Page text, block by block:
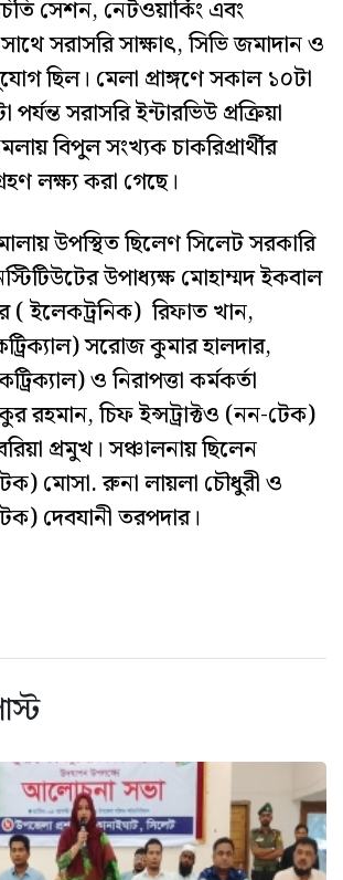
সেশন, নেটওয়ার্কিং এবং
সরাসরি সাক্ষাৎ, সিভি জমাদান ও
ছিল। মেলা প্রাঙ্গণে সকাল ১০টা
সরাসরি ইন্টারভিউ প্রক্রিয়া
বিপুল সংখ্যক চাকরিপ্রার্থীর
লক্ষ্য করা গেছে।
উপস্থিত ছিলেণ সিলেট সরকারি
উপাধ্যক্ষ মোহাম্মদ ইকবাল
( ইলেকট্রনিক) রিফাত খান,
সরোজ কুমার হালদার,
ও নিরাপত্তা কর্মকর্তা
রহমান, চিফ ইন্সট্রাক্টও (নন-টেক)
প্রমুখ। সঞ্চালনায় ছিলেন
মোসা. রুনা লায়লা চৌধুরী ও
দেবযানী তরপদার।